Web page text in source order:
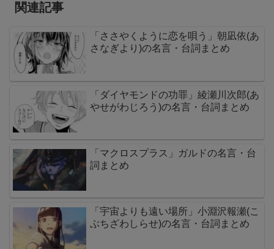
関連記事
「ささやくように恋を唄う」朝凪依(あ
さなぎより)の名言・台詞まとめ
「ダイヤモンドの功罪」綾瀬川次郎(あ
やせがわじろう)の名言・台詞まとめ
「マクロスプラス」ガルドの名言・台
詞まとめ
「宇宙よりも遠い場所」小淵沢報瀬(こ
ぶちざわしらせ)の名言・台詞まとめ